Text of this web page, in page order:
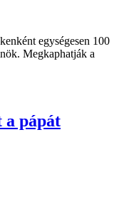
egységesen 100
Megkaphatják a
a pápát